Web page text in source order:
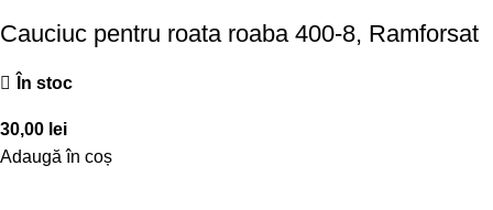
Cauciuc pentru roata roaba 400-8, Ramforsat
În stoc
30,00 lei
Adaugă în coș